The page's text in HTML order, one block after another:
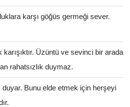
karşı göğüs germeği sever.
karışıktır. Üzüntü ve sevinci bir arada
rahatsızlık duymaz.
Bunu elde etmek için herşeyi